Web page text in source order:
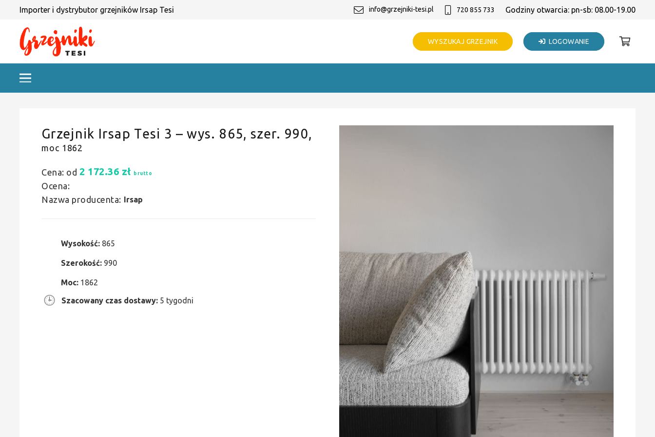
Importer i dystrybutor grzejników Irsap Tesi info@grzejniki-tesi.pl 720 855 733 Godziny otwarcia: pn-sb: 08.00-19.00
WYSZUKAJ GRZEJNIK LOGOWANIE
Grzejnik Irsap Tesi 3 – wys. 865, szer. 990,
moc 1862
Cena: od 2 172.36 zł brutto
Ocena:
Nazwa producenta: Irsap
Wysokość: 865
Szerokość: 990
Moc: 1862
Szacowany czas dostawy: 5 tygodni